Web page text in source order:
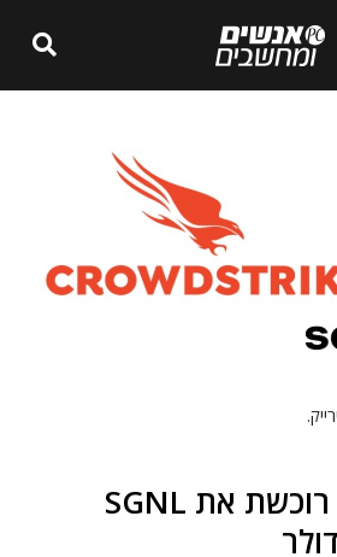
קראודסטרייק רוכשת את SGNL